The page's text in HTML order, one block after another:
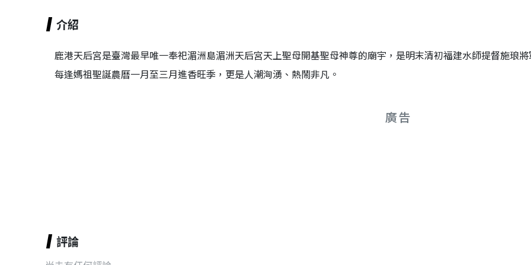
介紹
鹿港天后宮是臺灣最早唯一奉祀湄洲島湄洲天后宮天上聖母開基聖母神尊的廟宇，是明末清初福建水師提督施琅將
每逢媽祖聖誕農曆一月至三月進香旺季，更是人潮洶湧、熱鬧非凡。
廣告
評論